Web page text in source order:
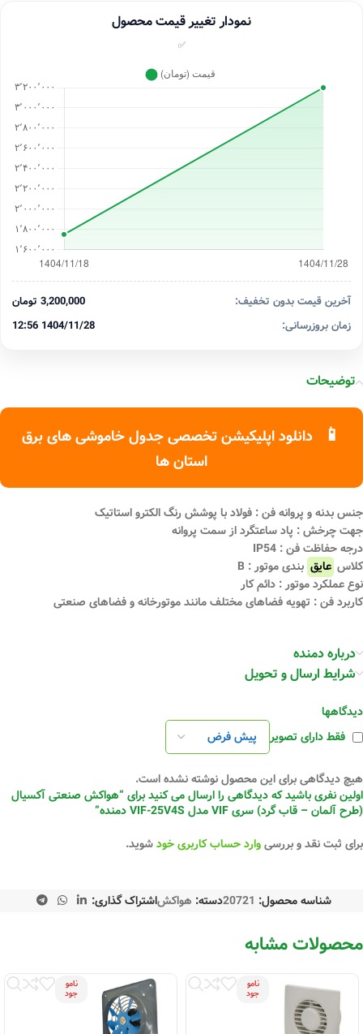
نمودار تغییر قیمت محصول
✅
آخرین قیمت بدون تخفیف:
3,200,000 تومان
زمان بروزرسانی:
1404/11/28 12:56
توضیحات
📱
دانلود اپلیکیشن تخصصی جدول خاموشی های برق
استان ها
جنس بدنه و پروانه فن : فولاد با پوشش رنگ الکترو استاتیک
جهت چرخش : پاد ساعتگرد از سمت پروانه
درجه حفاظت فن : IP54
کلاس عایق بندی موتور : B
نوع عملکرد موتور : دائم کار
کاربرد فن : تهویه فضاهای مختلف مانند موتورخانه و فضاهای صنعتی
درباره دمنده
شرایط ارسال و تحویل
دیدگاهها
فقط دارای تصویر
هیچ دیدگاهی برای این محصول نوشته نشده است.
اولین نفری باشید که دیدگاهی را ارسال می کنید برای “هواکش صنعتی آکسیال
(طرح آلمان – قاب گرد) سری VIF مدل VIF-25V4S دمنده”
برای ثبت نقد و بررسیوارد حساب کاربری خودشوید.
شناسه محصول: 20721دسته: هواکشاشتراک گذاری:
محصولات مشابه
نامو
جود
نامو
جود